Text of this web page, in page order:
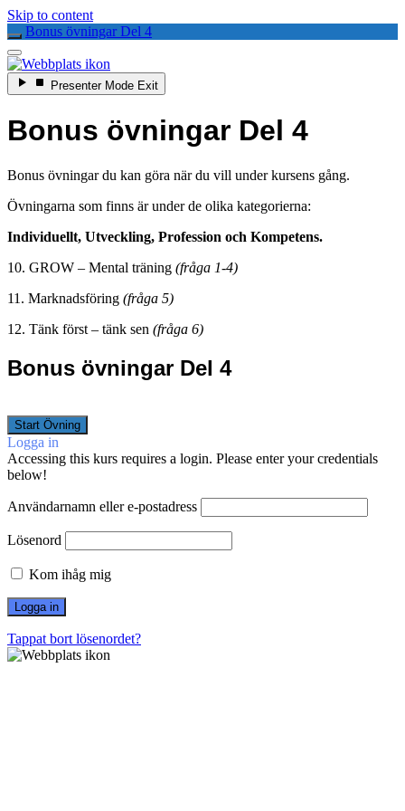
Skip to content
Bonus övningar Del 4
Enter
Presenter Mode Exit
Presenter
Bonus övningar Del 4
Bonus övningar du kan göra när du vill under kursens gång.
Övningarna som finns är under de olika kategorierna:
Individuellt, Utveckling, Profession och Kompetens.
10. GROW – Mental träning (fråga 1-4)
11. Marknadsföring (fråga 5)
12. Tänk först – tänk sen (fråga 6)
Bonus övningar Del 4
Logga in
Accessing this kurs requires a login. Please enter your credentials
below!
Användarnamn eller e-postadress
Lösenord
Kom ihåg mig
Tappat bort lösenordet?